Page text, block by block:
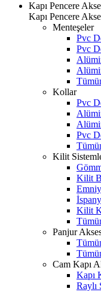
Kapı Pencere
Kapı Pencere
Menteşeler
Pvc
Pvc
Kollar
Pvc
Pvc
Kilit
Kilit
Kilit
Panjur
Cam Kapı
Kapı
Raylı